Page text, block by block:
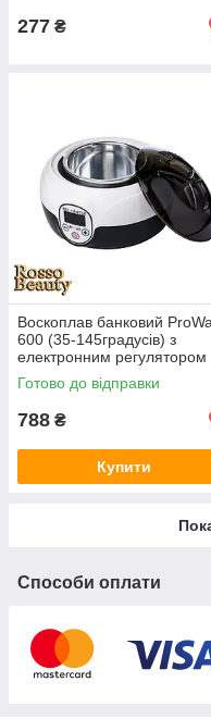
277 ₴
Воскоплав банковий
600 (35-145градусів) з
електронним регулятором
температури 400 мл
Готово до відправки
788 ₴
Купити
Способи оплати